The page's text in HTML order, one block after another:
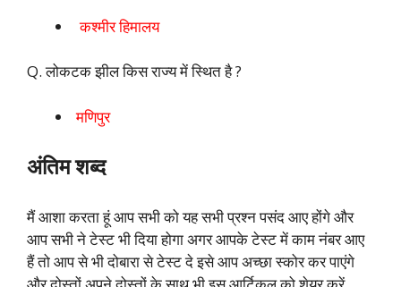
कश्मीर हिमालय
Q. लोकटक झील किस राज्य में स्थित है ?
मणिपुर
अंतिम शब्द
मैं आशा करता हूं आप सभी को यह सभी प्रश्न पसंद आए होंगे और
आप सभी ने टेस्ट भी दिया होगा अगर आपके टेस्ट में काम नंबर आए
हैं तो आप से भी दोबारा से टेस्ट दे इसे आप अच्छा स्कोर कर पाएंगे